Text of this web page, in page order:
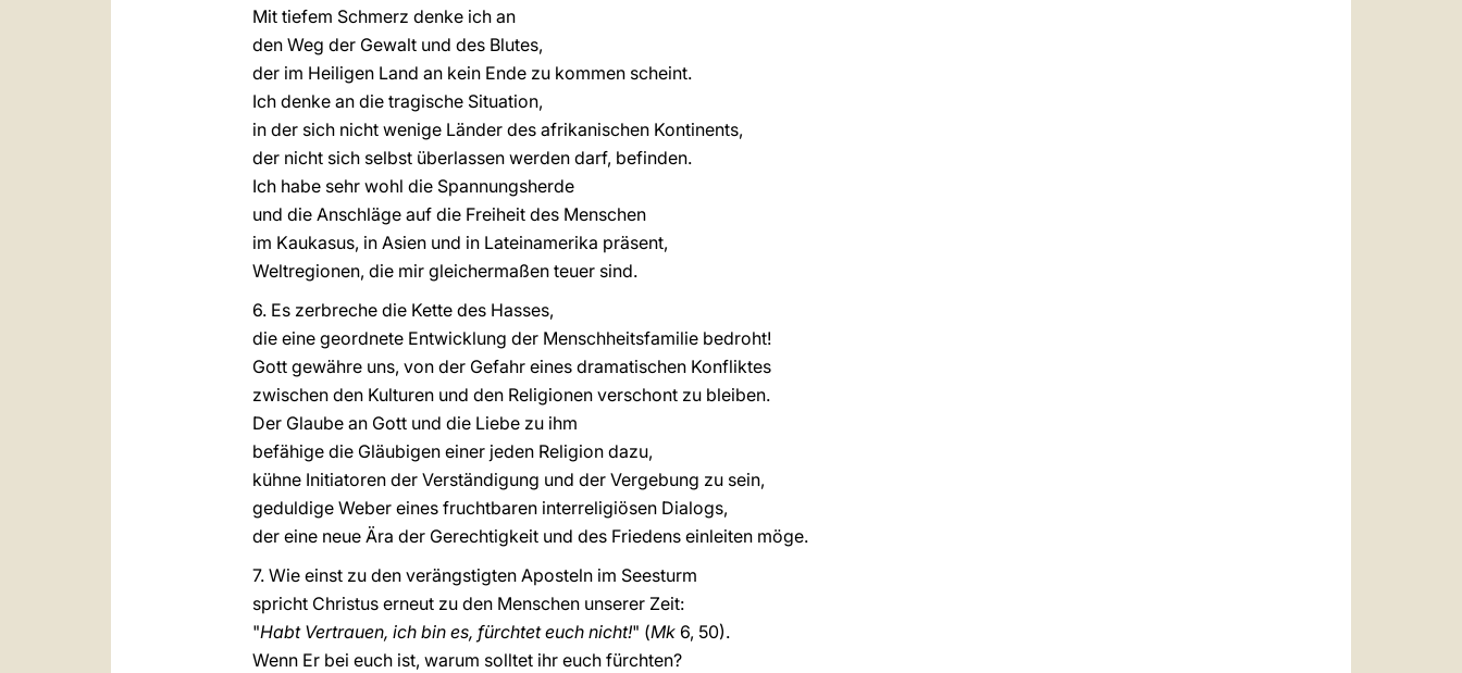
Mit tiefem Schmerz denke ich an
den Weg der Gewalt und des Blutes,
der im Heiligen Land an kein Ende zu kommen scheint.
Ich denke an die tragische Situation,
in der sich nicht wenige Länder des afrikanischen Kontinents,
der nicht sich selbst überlassen werden darf, befinden.
Ich habe sehr wohl die Spannungsherde
und die Anschläge auf die Freiheit des Menschen
im Kaukasus, in Asien und in Lateinamerika präsent,
Weltregionen, die mir gleichermaßen teuer sind.
6. Es zerbreche die Kette des Hasses,
die eine geordnete Entwicklung der Menschheitsfamilie bedroht!
Gott gewähre uns, von der Gefahr eines dramatischen Konfliktes
zwischen den Kulturen und den Religionen verschont zu bleiben.
Der Glaube an Gott und die Liebe zu ihm
befähige die Gläubigen einer jeden Religion dazu,
kühne Initiatoren der Verständigung und der Vergebung zu sein,
geduldige Weber eines fruchtbaren interreligiösen Dialogs,
der eine neue Ära der Gerechtigkeit und des Friedens einleiten möge.
7. Wie einst zu den verängstigten Aposteln im Seesturm
spricht Christus erneut zu den Menschen unserer Zeit:
"Habt Vertrauen, ich bin es, fürchtet euch nicht!" (Mk 6, 50).
Wenn Er bei euch ist, warum solltet ihr euch fürchten?